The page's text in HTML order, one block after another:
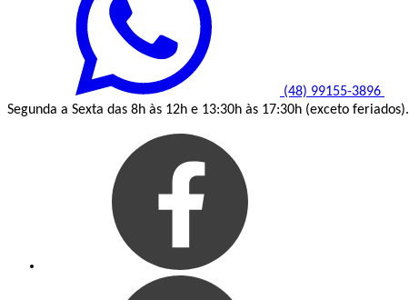
(48) 99155-3896
Segunda a Sexta das 8h às 12h e 13:30h às 17:30h (exceto feriados).